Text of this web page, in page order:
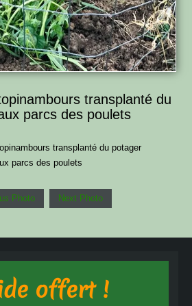
transplanté du
parcs des poulets
transplanté du potager
parcs des poulets
Photo Next Photo
offert !